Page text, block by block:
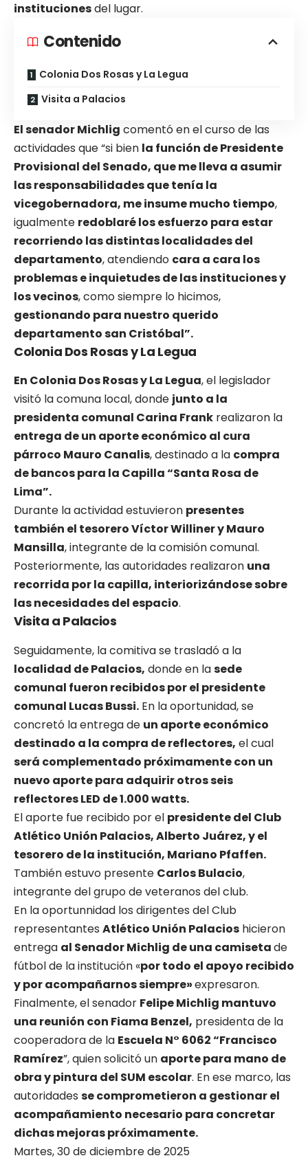
institucionesdel lugar.
Contenido
Colonia Dos Rosas y La Legua
Visita a Palacios
El senador Michlig comentó en el curso de las
actividades que “si bien la función de Presidente
Provisional del Senado, que me lleva a asumir
las responsabilidades que tenía la
vicegobernadora, me insume mucho tiempo,
igualmente redoblaré los esfuerzo para estar
recorriendo las distintas localidades del
departamento, atendiendo cara a cara los
problemas e inquietudes de las instituciones y
los vecinos, como siempre lo hicimos,
gestionando para nuestro querido
departamento san Cristóbal”.
Colonia Dos Rosas y La Legua
En Colonia Dos Rosas y La Legua, el legislador
visitó la comuna local, donde junto a la
presidenta comunal Carina Frank realizaron la
entrega de un aporte económico al cura
párroco Mauro Canalis, destinado a la compra
de bancos para la Capilla “Santa Rosa de
Lima”.
Durante la actividad estuvieron presentes
también el tesorero Víctor Williner y Mauro
Mansilla, integrante de la comisión comunal.
Posteriormente, las autoridades realizaron una
recorrida por la capilla, interiorizándose sobre
las necesidades del espacio.
Visita a Palacios
Seguidamente, la comitiva se trasladó a la
localidad de Palacios, donde en lasede
comunal fueron recibidos por el presidente
comunal Lucas Bussi. En la oportunidad, se
concretó la entrega de un aporte económico
destinado a la compra de reflectores, el cual
será complementado próximamente con un
nuevo aporte para adquirir otros seis
reflectores LED de 1.000 watts.
El aporte fue recibido por el presidente del Club
Atlético Unión Palacios, Alberto Juárez, y el
tesorero de la institución, Mariano Pfaffen.
También estuvo presente Carlos Bulacio,
integrante del grupo de veteranos del club.
En la oportunnidad los dirigentes del Club
representantes Atlético Unión Palacios hicieron
entrega al Senador Michlig de una camisetade
fútbol de la institución «por todo el apoyo recibido
y por acompañarnos siempre»expresaron.
Finalmente, el senador Felipe Michlig mantuvo
una reunión con Fiama Benzel, presidenta de la
cooperadora de la Escuela N° 6062 “Francisco
Ramírez”, quien solicitó un aporte para mano de
obra y pintura del SUM escolar. En ese marco, las
autoridades se comprometieron a gestionar el
acompañamiento necesario para concretar
dichas mejoras próximamente.
Martes, 30 de diciembre de 2025